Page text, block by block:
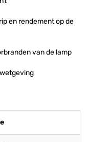
en rendement op de
van de lamp